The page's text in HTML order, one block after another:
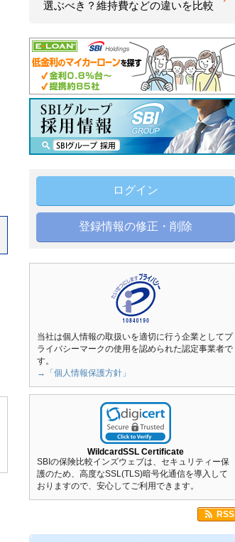
選ぶべき？維持費などの違いを比較
ログイン
登録情報の修正・削除
当社は個人情報の取扱いを適切に行う企業としてプ
ライバシーマークの使用を認められた認定事業者で
す。
→「個人情報保護方針」
WildcardSSL Certificate
SBIの保険比較インズウェブは、セキュリティー保
護のため、高度なSSL(TLS)暗号化通信を導入して
おりますので、安心してご利用できます。
RSS